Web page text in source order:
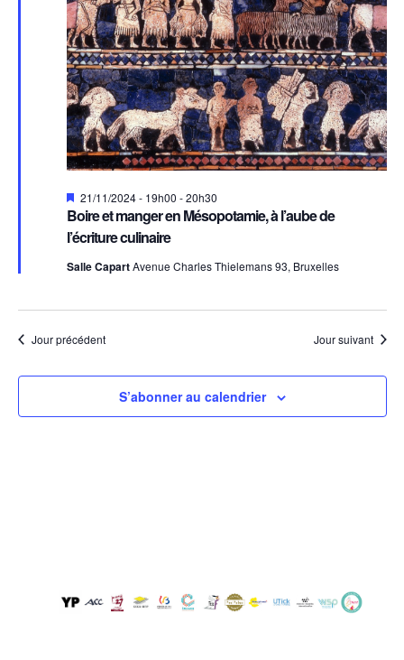
Boire et manger en Mésopotamie, à l’aube de
l’écriture culinaire
Mis
en
avant
21/11/2024 - 19h00 -20h30
Salle CapartAvenue Charles Thielemans 93, Bruxelles
Jour précédent Jour suivant
S’abonner au calendrier